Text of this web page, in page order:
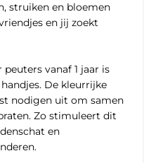
struiken en bloemen
en jij zoekt
vanaf 1 jaar is
De kleurrijke
nodigen uit om samen
Zo stimuleert dit
en